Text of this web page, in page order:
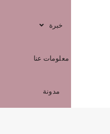
خبرة
معلومات عنا
مدونة